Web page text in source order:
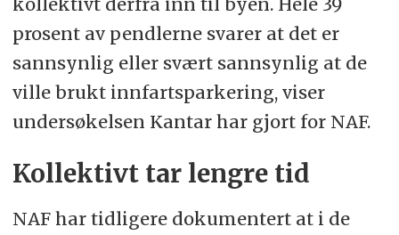
prosent av pendlerne svarer at det er
sannsynlig eller svært sannsynlig at de
ville brukt innfartsparkering, viser
undersøkelsen Kantar har gjort for NAF.
Kollektivt tar lengre tid
NAF har tidligere dokumentert at i de